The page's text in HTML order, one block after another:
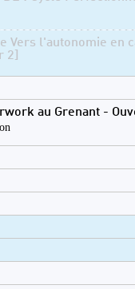
Vers l'autonomie en
2]
au Grenant -